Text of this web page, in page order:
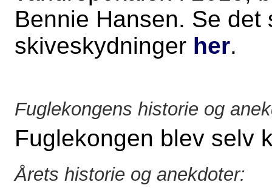
Bennie Hansen. Se
skiveskydninger her.
Fuglekongens historie og
Fuglekongen blev selv
Årets historie og anekdoter: